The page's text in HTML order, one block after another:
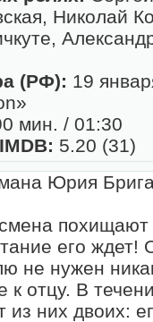
Николай
(РФ): 19
мин. / 01:30
5.20 (31)
Юрия
его ждет!
не нужен
к отцу. В
из них двоих: